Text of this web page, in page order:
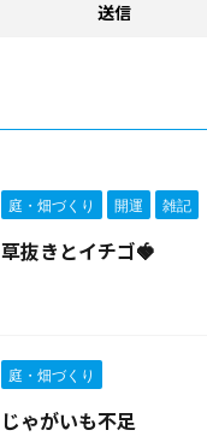
庭・畑づくり 開運 雑記
草抜きとイチゴ🍓
庭・畑づくり
じゃがいも不足